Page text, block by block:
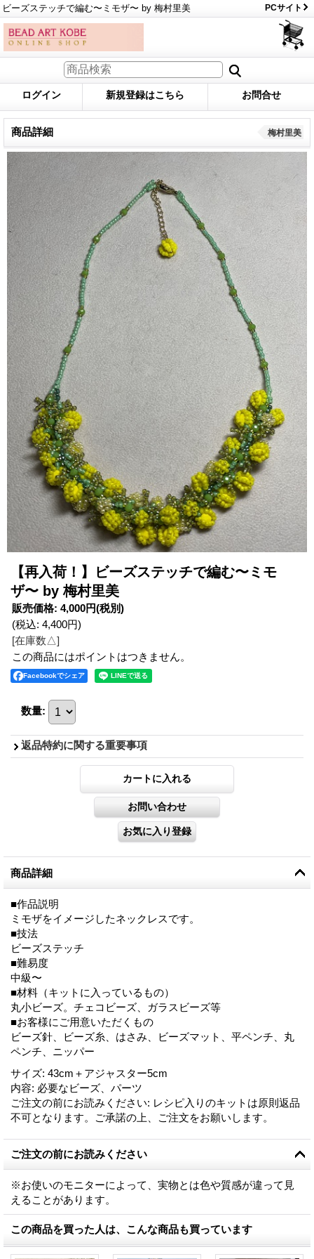
ビーズステッチで編む〜ミモザ〜 by 梅村里美 PCサイト
ログイン 新規登録はこちら お問合せ
商品詳細 梅村里美
【再入荷！】ビーズステッチで編む〜ミモ
ザ〜 by 梅村里美
販売価格: 4,000円(税別)
(税込: 4,400円)
[在庫数△]
この商品にはポイントはつきません。
Facebookでシェア
数量:
返品特約に関する重要事項
商品詳細
■作品説明
ミモザをイメージしたネックレスです。
■技法
ビーズステッチ
■難易度
中級〜
■材料（キットに入っているもの）
丸小ビーズ。チェコビーズ、ガラスビーズ等
■お客様にご用意いただくもの
ビーズ針、ビーズ糸、はさみ、ビーズマット、平ペンチ、丸
ペンチ、ニッパー
サイズ: 43cm＋アジャスター5cm
内容: 必要なビーズ、パーツ
ご注文の前にお読みください: レシピ入りのキットは原則返品
不可となります。ご承諾の上、ご注文をお願いします。
ご注文の前にお読みください
※お使いのモニターによって、実物とは色や質感が違って見
えることがあります。
この商品を買った人は、こんな商品も買っています